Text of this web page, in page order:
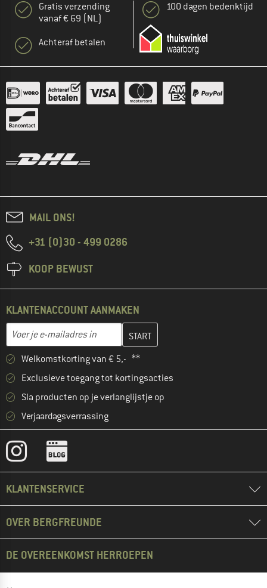
Gratis verzending
vanaf € 69 (NL)
Achteraf betalen
100 dagen bedenktijd
MAIL ONS!
+31 (0)30 - 499 0286
KOOP BEWUST
KLANTENACCOUNT AANMAKEN
E-mailadres
Vul je e-mailadres hier in en maak in de volgende stap je
Welkomstkorting van € 5,- **
Exclusieve toegang tot kortingsacties
Sla producten op je verlanglijstje op
Verjaardagsverrassing
KLANTENSERVICE
OVER BERGFREUNDE
DE OVEREENKOMST HERROEPEN